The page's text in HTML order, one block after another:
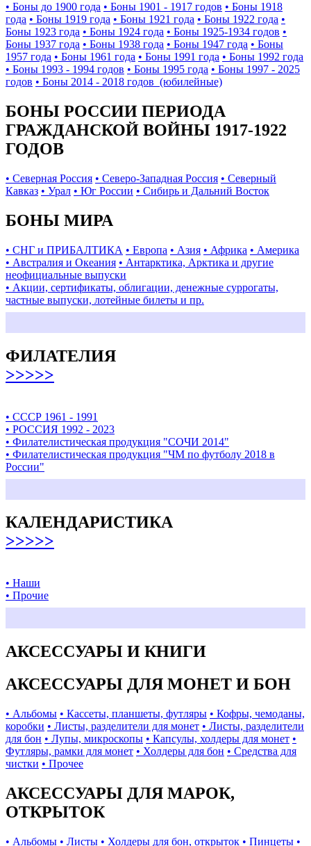
• Боны до 1900 года • Боны 1901 - 1917 годов • Боны 1918
года • Боны 1919 года • Боны 1921 года • Боны 1922 года •
Боны 1923 года • Боны 1924 года • Боны 1925-1934 годов •
Боны 1937 года • Боны 1938 года • Боны 1947 года • Боны
1957 года • Боны 1961 года • Боны 1991 года • Боны 1992 года
• Боны 1993 - 1994 годов • Боны 1995 года • Боны 1997 - 2025
годов • Боны 2014 - 2018 годов (юбилейные)
БОНЫ РОССИИ ПЕРИОДА
ГРАЖДАНСКОЙ ВОЙНЫ 1917-1922
ГОДОВ
• Северная Россия • Северо-Западная Россия • Северный
Кавказ • Урал • Юг России • Сибирь и Дальний Восток
БОНЫ МИРА
• СНГ и ПРИБАЛТИКА • Европа • Азия • Африка • Америка
• Австралия и Океания • Антарктика, Арктика и другие
неофициальные выпуски
• Акции, сертификаты, облигации, денежные суррогаты,
частные выпуски, лотейные билеты и пр.
ФИЛАТЕЛИЯ
>>>>>
• СССР 1961 - 1991
• РОССИЯ 1992 - 2023
• Филателистическая продукция "СОЧИ 2014"
• Филателистическая продукция "ЧМ по футболу 2018 в
России"
КАЛЕНДАРИСТИКА
>>>>>
• Наши
• Прочие
АКСЕССУАРЫ И КНИГИ
АКСЕССУАРЫ ДЛЯ МОНЕТ И БОН
• Альбомы • Кассеты, планшеты, футляры • Кофры, чемоданы,
коробки • Листы, разделители для монет • Листы, разделители
для бон • Лупы, микроскопы • Капсулы, холдеры для монет •
Футляры, рамки для монет • Холдеры для бон • Средства для
чистки • Прочее
АКСЕССУАРЫ ДЛЯ МАРОК,
ОТКРЫТОК
• Альбомы • Листы • Холдеры для бон, открыток • Пинцеты •